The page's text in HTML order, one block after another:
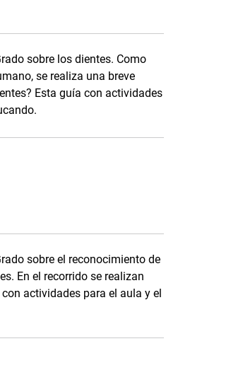
sobre los dientes. Como
se realiza una breve
Esta guía con actividades
sobre el reconocimiento de
En el recorrido se realizan
actividades para el aula y el